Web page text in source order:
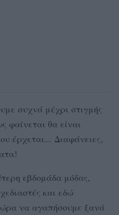
συχνά μέχρι στιγμής
φαίνεται θα είναι
έρχεται... Διαφάνειες,
εβδομάδα μόδας,
και εδώ
να αγαπήσουμε ξανά